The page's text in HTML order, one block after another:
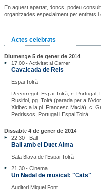
En aquest apartat, doncs, podeu
organitzades especialment per entitats i
Actes celebrats
Diumenge 5 de gener de 2014
17.00 - Activitat al Carrer
Cavalcada de Reis
Espai Tolrà
Recorregut: Espai Tolrà, c. Portugal,
Rusiñol, pg. Tolrà (parada per a
Xiribec a la pl. Francesc Macià), c.
Pedrissos, Portugal i Espai Tolrà
Dissabte 4 de gener de 2014
22.30 - Ball
Ball amb el Duet Alma
Sala Blava de l'Espai Tolrà
21.30 - Cinema
Un Nadal de musical: "Cats"
Auditori Miquel Pont